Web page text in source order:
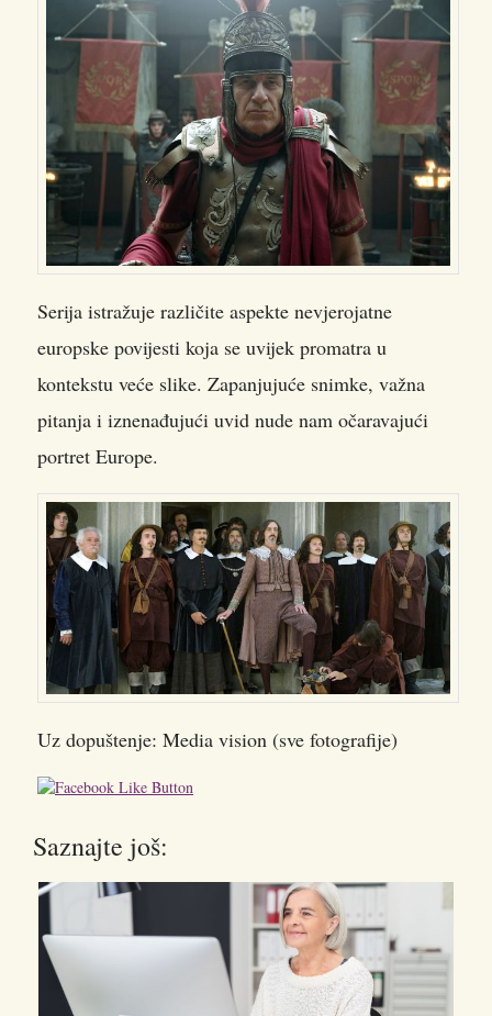
Serija istražuje različite aspekte nevjerojatne
europske povijesti koja se uvijek promatra u
kontekstu veće slike. Zapanjujuće snimke, važna
pitanja i iznenađujući uvid nude nam očaravajući
portret Europe.
Uz dopuštenje: Media vision (sve fotografije)
Saznajte još: